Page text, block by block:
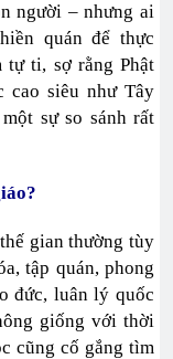
người – nhưng ai
quán để thực
tự ti, sợ rằng Phật
cao siêu như Tây
sự so sánh rất
gian thường tùy
tập quán, phong
đức, luân lý quốc
giống với thời
cũng cố gắng tìm